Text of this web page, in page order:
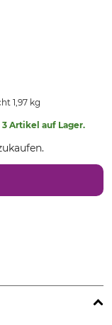
1,97 kg
3 Artikel auf Lager.